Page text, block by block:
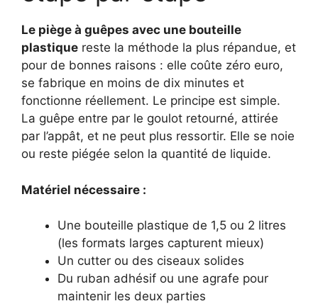
Le piège à guêpes avec une bouteille
plastique reste la méthode la plus répandue, et
pour de bonnes raisons : elle coûte zéro euro,
se fabrique en moins de dix minutes et
fonctionne réellement. Le principe est simple.
La guêpe entre par le goulot retourné, attirée
par l’appât, et ne peut plus ressortir. Elle se noie
ou reste piégée selon la quantité de liquide.
Matériel nécessaire :
Une bouteille plastique de 1,5 ou 2 litres
(les formats larges capturent mieux)
Un cutter ou des ciseaux solides
Du ruban adhésif ou une agrafe pour
maintenir les deux parties